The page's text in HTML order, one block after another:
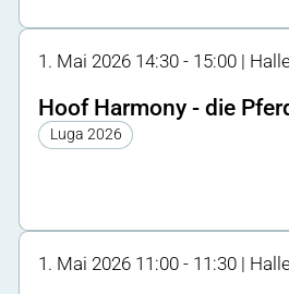
1. Mai 2026 14:30 - 15:00 |
Hoof Harmony - die
Luga 2026
1. Mai 2026 11:00 - 11:30 |